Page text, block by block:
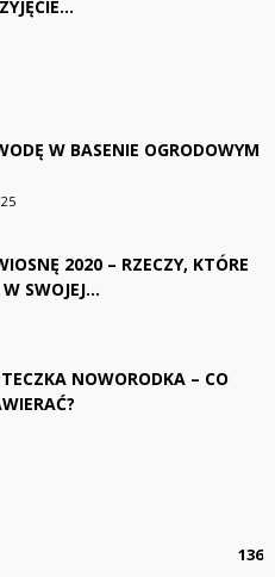
W BASENIE OGRODOWYM
2020 – RZECZY, KTÓRE
SWOJEJ...
NOWORODKA – CO
136